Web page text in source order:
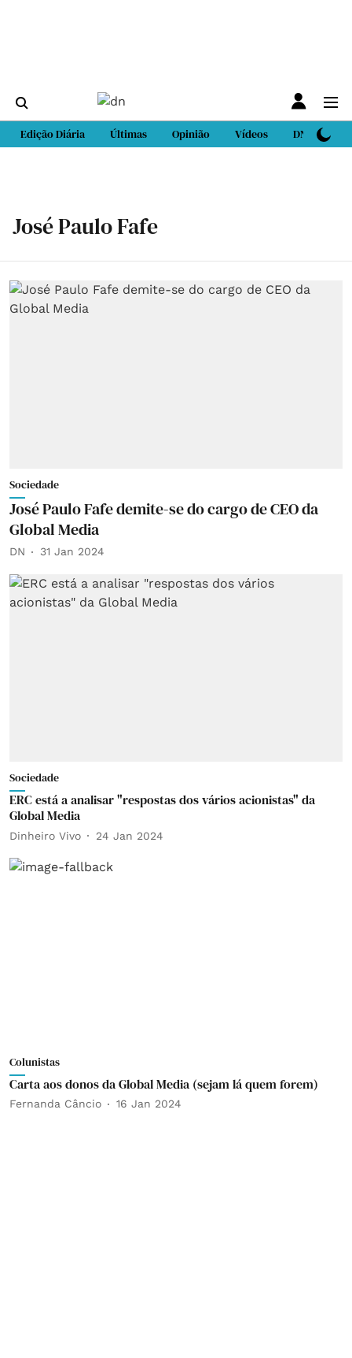
Edição Diária Últimas Opinião Vídeos DN Sport
José Paulo Fafe
Sociedade
José Paulo Fafe demite-se do cargo de CEO da
Global Media
DN 31 Jan 2024
Sociedade
ERC está a analisar "respostas dos vários acionistas" da
Global Media
Dinheiro Vivo 24 Jan 2024
Colunistas
Carta aos donos da Global Media (sejam lá quem forem)
Fernanda Câncio 16 Jan 2024